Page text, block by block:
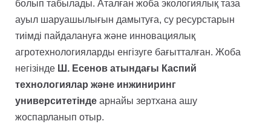
болып табылады. Аталған жоба экологиялық таза
ауыл шаруашылығын дамытуға, су ресурстарын
тиімді пайдалануға және инновациялық
агротехнологияларды енгізуге бағытталған. Жоба
негізінде Ш. Есенов атындағы Каспий
технологиялар және инжиниринг
университетінде арнайы зертхана ашу
жоспарланып отыр.